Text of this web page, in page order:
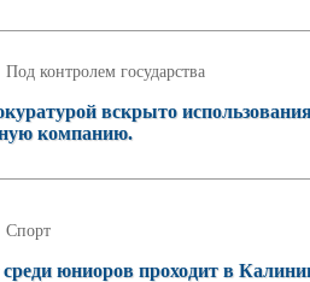
Под контролем государства
вскрыто
компанию.
Спорт
юниоров проходит в